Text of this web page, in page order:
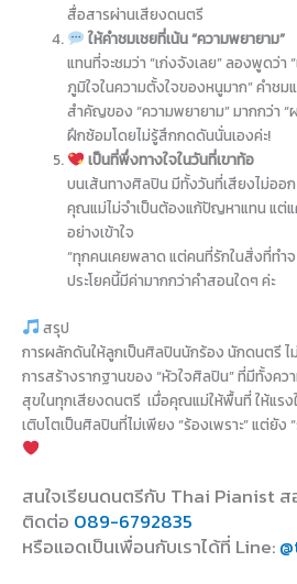
สื่อสารผ่านเสียงดนตรี
ให้คำชมเชยที่เน้น “ความพยายาม”
แทนที่จะชมว่า “เก่งจังเลย” ลองพูดว่
ภูมิใจในความตั้งใจของหนูมาก” คำชม
สำคัญของ “ความพยายาม” มากกว่า “
ฝึกซ้อมโดยไม่รู้สึกกดดันนั่นเองค่ะ!
เป็นที่พึ่งทางใจในวันที่เขาท้อ
บนเส้นทางศิลปิน มีทั้งวันที่เสียงไม่อ
คุณแม่ไม่จำเป็นต้องแก้ปัญหาแทน แต่แ
อย่างเข้าใจ
“ทุกคนเคยพลาด แต่คนที่รักในสิ่งที่ทำ
ประโยคนี้มีค่ามากกว่าคำสอนใดๆ ค่ะ
สรุป
การผลักดันให้ลูกเป็นศิลปินนักร้อง นักดนตรี ไม่
การสร้างรากฐานของ “หัวใจศิลปิน” ที่มีทั้งคว
สุขในทุกเสียงดนตรี เมื่อคุณแม่ให้พื้นที่ ให้แรงใ
เติบโตเป็นศิลปินที่ไม่เพียง “ร้องเพราะ” แต่ยัง
สนใจเรียนดนตรีกับ Thai Pianist ส
ติดต่อ 089-6792835
หรือแอดเป็นเพื่อนกับเราได้ที่ Line: